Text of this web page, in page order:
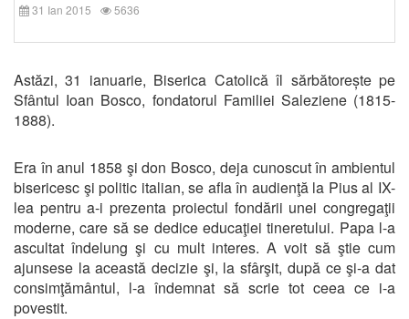
31 Ian 2015 5636
Astăzi, 31 ianuarie, Biserica Catolică îl sărbătorește pe
Sfântul Ioan Bosco, fondatorul Familiei Saleziene (1815-
1888).
Era în anul 1858 şi don Bosco, deja cunoscut în ambientul
bisericesc şi politic italian, se afla în audienţă la Pius al IX-
lea pentru a-i prezenta proiectul fondării unei congregaţii
moderne, care să se dedice educaţiei tineretului. Papa l-a
ascultat îndelung şi cu mult interes. A voit să ştie cum
ajunsese la această decizie şi, la sfârşit, după ce şi-a dat
consimţământul, l-a îndemnat să scrie tot ceea ce i-a
povestit.